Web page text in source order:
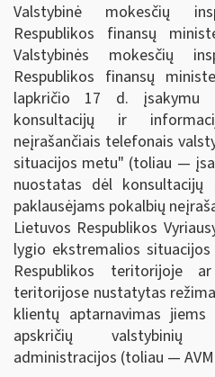
Valstybinė mokesčių
Respublikos finansų
Valstybinės mokesčių
Respublikos finansų
lapkričio 17 d. įsakymu
konsultacijų ir
neįrašančiais telefonais
situacijos metu" (toliau —
nuostatas dėl
paklausėjams pokalbių
Lietuvos Respublikos
lygio ekstremalios
Respublikos teritorijoje
teritorijose nustatytas
klientų aptarnavimas
apskričių valstybinių
administracijos (toliau —